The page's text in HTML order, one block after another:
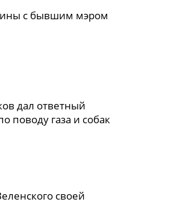
с бывшим мэром
дал ответный
поводу газа и собак
своей